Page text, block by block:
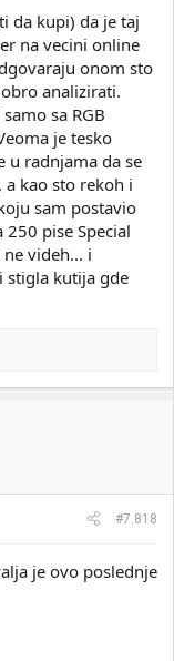
da kupi) da je taj
na vecini online
onom sto
analizirati.
sa RGB
je tesko
u radnjama da se
kao sto rekoh i
sam postavio
pise Special
videh... i
stigla kutija gde
#7.818
je ovo poslednje